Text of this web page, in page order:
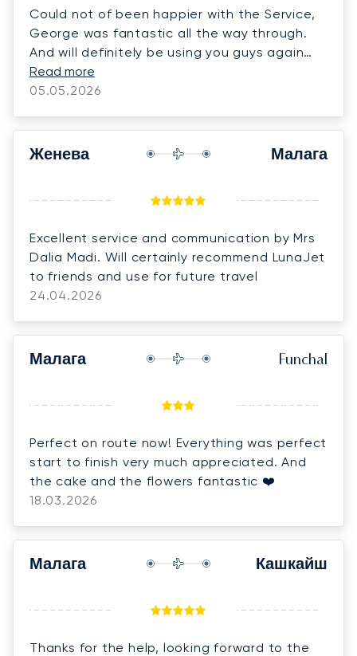
Could not of been happier with the Service,
George was fantastic all the way through.
And will definitely be using you guys again
thank you.
Read more
05.05.2026
Женева Малага
Excellent service and communication by Mrs
Dalia Madi. Will certainly recommend LunaJet
to friends and use for future travel
24.04.2026
Малага Funchal
Perfect on route now! Everything was perfect
start to finish very much appreciated. And
the cake and the flowers fantastic ❤️
18.03.2026
Малага Кашкайш
Thanks for the help, looking forward to the